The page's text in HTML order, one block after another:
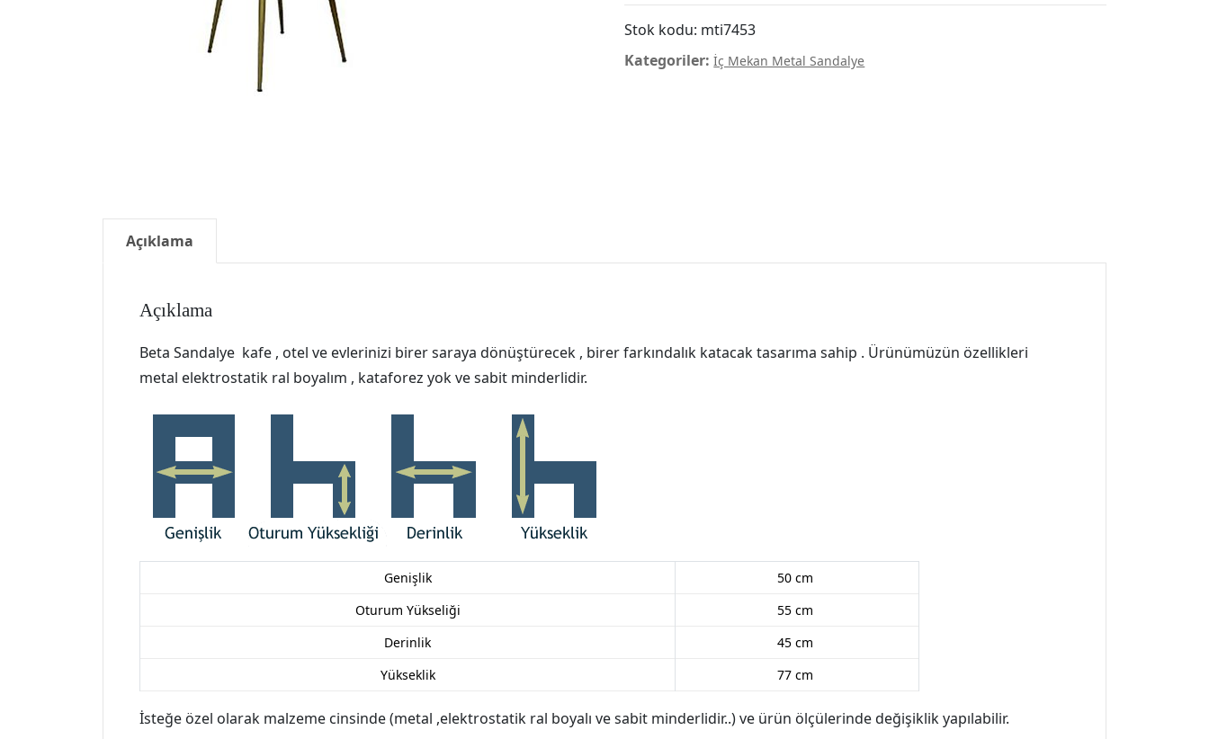
Stok kodu: mti7453
Kategoriler:İç Mekan Metal Sandalye
Açıklama
Açıklama
Beta Sandalye kafe , otel ve evlerinizi birer saraya dönüştürecek , birer farkındalık katacak tasarıma sahip . Ürünümüzün özellikleri
metal elektrostatik ral boyalım , kataforez yok ve sabit minderlidir.
Genişlik
50 cm
Oturum Yükseliği
55 cm
Derinlik
45 cm
Yükseklik
77 cm
İsteğe özel olarak malzeme cinsinde (metal ,elektrostatik ral boyalı ve sabit minderlidir..) ve ürün ölçülerinde değişiklik yapılabilir.